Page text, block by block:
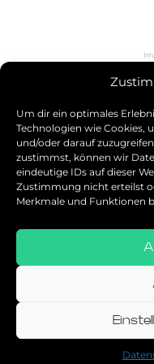
Um dir ein optimales
Technologien wie Cookies,
und/oder darauf
zustimmst, können wir
eindeutige IDs auf dieser
Zustimmung nicht erteilst
Merkmale und Funktionen